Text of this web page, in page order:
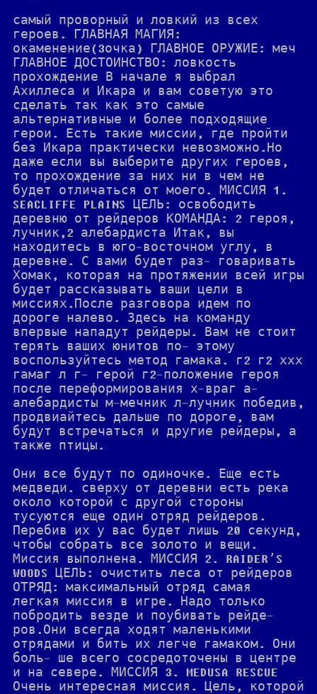
самый проворный и ловкий из всех
героев. ГЛАВНАЯ МАГИЯ:
окаменение(3очка) ГЛАВНОЕ ОРУЖИЕ: меч
ГЛАВНОЕ ДОСТОИНСТВО: ловкость
прохождение В начале я выбрал
Ахиллеса и Икара и вам советую это
сделать так как это самые
альтернативные и более подходящие
герои. Есть такие миссии, где пройти
без Икара практически невозможно.Но
даже если вы выберите других героев,
то прохождение за них ни в чем не
будет отличаться от моего. МИССИЯ 1.
SEACLIFFE PLAINS ЦЕЛЬ: освободить
деревню от рейдеров КОМАНДА: 2 героя,
лучник,2 алебардиста Итак, вы
находитесь в юго-восточном углу, в
деревне. С вами будет раз- говаривать
Хомак, которая на протяжении всей игры
будет рассказывать ваши цели в
миссиях.После разговора идем по
дороге налево. Здесь на команду
впервые нападут рейдеры. Вам не стоит
терять ваших юнитов по- этому
воспользуйтесь метод гамака. г2 г2 ххх
гамаг л г- герой г2-положение героя
после переформирования х-враг а-
алебардисты м-мечник л-лучник победив,
продвиайтесь дальше по дороге, вам
будут встречаться и другие рейдеры, а
также птицы.
Они все будут по одиночке. Еще есть
медведи. сверху от деревни есть река
около которой с другой стороны
тусуются еще один отряд рейдеров.
Перебив их у вас будет лишь 20 секунд,
чтобы собрать все золото и вещи.
Миссия выполнена. МИССИЯ 2. RAIDER’S
WOODS ЦЕЛЬ: очистить леса от рейдеров
ОТРЯД: максимальный отряд самая
легкая миссия в игре. Надо только
побродить везде и поубивать рейде-
ров.Они всегда ходят маленькими
отрядами и бить их легче гамаком. Они
боль- ше всего сосредоточены в центре
и на севере. МИССИЯ 3. MEDUSA RESCUE
Очень интересная миссия. Цель, которой